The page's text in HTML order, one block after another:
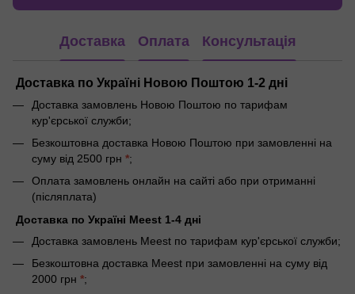
Доставка Оплата Консультація
Доставка по Україні Новою Поштою 1-2 дні
Доставка замовлень Новою Поштою по тарифам
кур'єрської служби;
Безкоштовна доставка Новою Поштою при замовленні на
суму від 2500 грн *;
Оплата замовлень онлайн на сайті або при отриманні
(післяплата)
Доставка по Україні Meest 1-4 дні
Доставка замовлень Meest по тарифам кур'єрської служби;
Безкоштовна доставка Meest при замовленні на суму від
2000 грн *;